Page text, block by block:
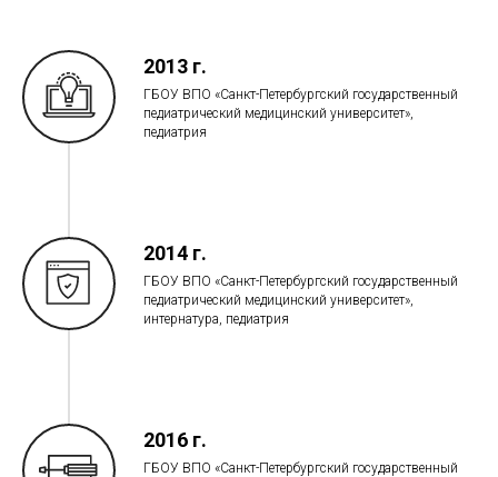
2013 г.
ГБОУ ВПО «Санкт-Петербургский государственный
педиатрический медицинский университет»,
педиатрия
2014 г.
ГБОУ ВПО «Санкт-Петербургский государственный
педиатрический медицинский университет»,
интернатура, педиатрия
2016 г.
ГБОУ ВПО «Санкт-Петербургский государственный